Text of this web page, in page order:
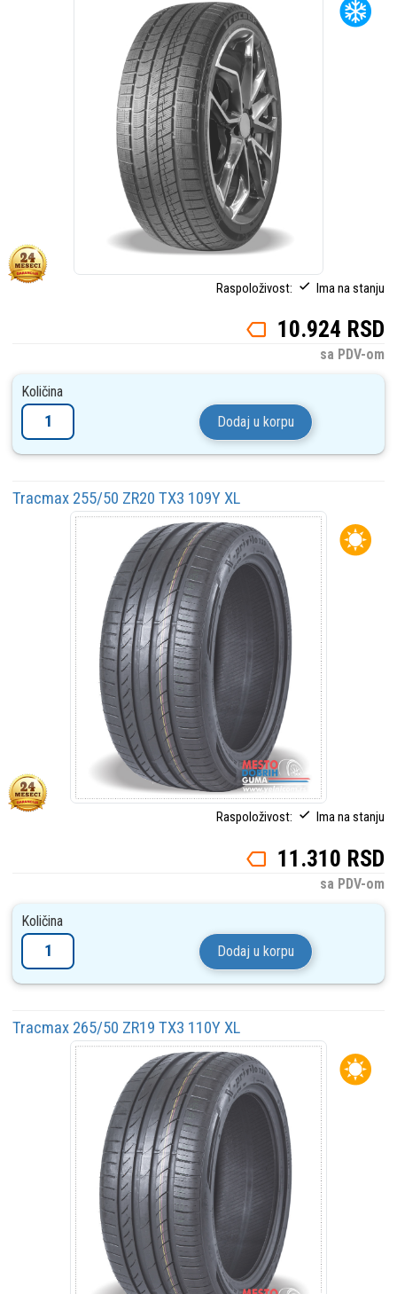
Raspoloživost: Ima na stanju
10.924 RSD
sa PDV-om
Količina
Dodaj u korpu
Tracmax 255/50 ZR20 TX3 109Y XL
Raspoloživost: Ima na stanju
11.310 RSD
sa PDV-om
Količina
Dodaj u korpu
Tracmax 265/50 ZR19 TX3 110Y XL